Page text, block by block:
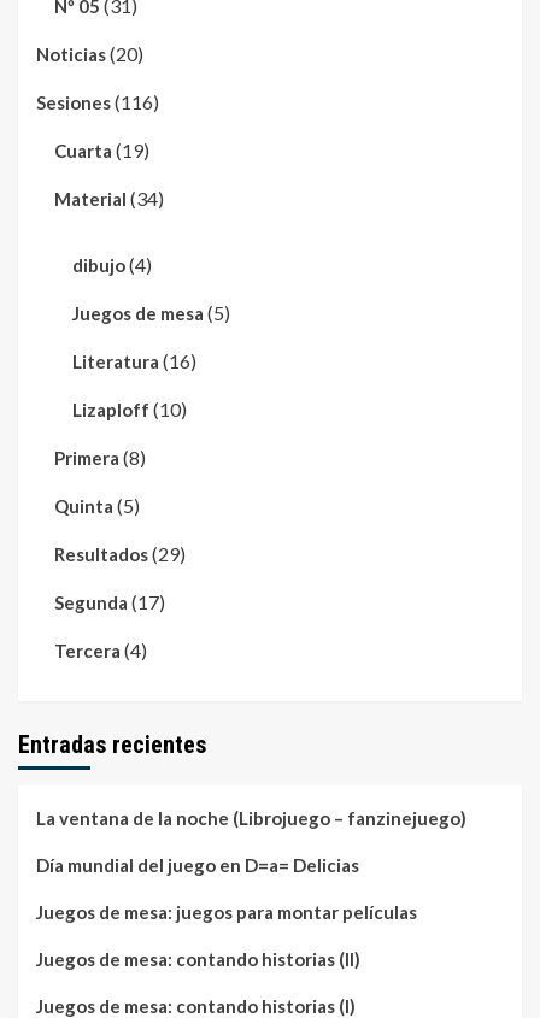
Nº 05 (31)
Noticias(20)
Sesiones(116)
Cuarta (19)
Material (34)
dibujo(4)
Juegos de mesa (5)
Literatura (16)
Lizaploff (10)
Primera (8)
Quinta (5)
Resultados(29)
Segunda (17)
Tercera (4)
Entradas recientes
La ventana de la noche (Librojuego – fanzinejuego)
Día mundial del juego en D=a= Delicias
Juegos de mesa: juegos para montar películas
Juegos de mesa: contando historias (II)
Juegos de mesa: contando historias (I)